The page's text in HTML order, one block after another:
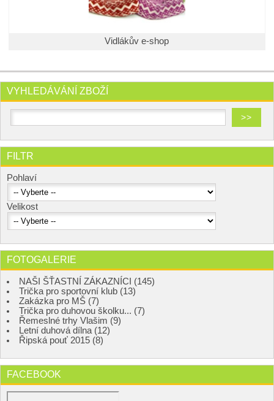
Vidlákův e-shop
VYHLEDÁVÁNÍ ZBOŽÍ
FILTR
Pohlaví
Velikost
FOTOGALERIE
NAŠI ŠŤASTNÍ ZÁKAZNÍCI (145)
Trička pro sportovní klub (13)
Zakázka pro MŠ (7)
Trička pro duhovou školku... (7)
Řemeslné trhy Vlašim (9)
Letní duhová dílna (12)
Řipská pouť 2015 (8)
FACEBOOK